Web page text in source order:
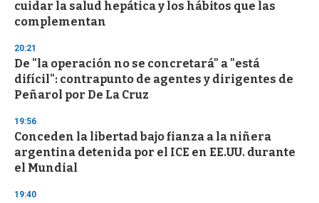
f
3
s
e
c
o
n
cuidar la salud hepática y los hábitos que las
complementan
20:21
De "la operación no se concretará" a "está
difícil": contrapunto de agentes y dirigentes de
Peñarol por De La Cruz
19:56
Conceden la libertad bajo fianza a la niñera
argentina detenida por el ICE en EE.UU. durante
el Mundial
19:40